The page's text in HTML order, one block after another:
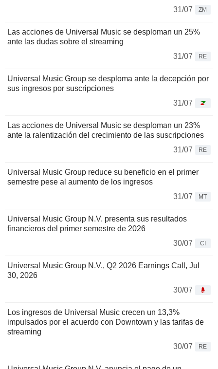
31/07
ZM
Las acciones de Universal Music se desploman un 25%
ante las dudas sobre el streaming
31/07
RE
Universal Music Group se desploma ante la decepción por
sus ingresos por suscripciones
31/07
Las acciones de Universal Music se desploman un 23%
ante la ralentización del crecimiento de las suscripciones
31/07
RE
Universal Music Group reduce su beneficio en el primer
semestre pese al aumento de los ingresos
31/07
MT
Universal Music Group N.V. presenta sus resultados
financieros del primer semestre de 2026
30/07
CI
Universal Music Group N.V., Q2 2026 Earnings Call, Jul
30, 2026
30/07
Los ingresos de Universal Music crecen un 13,3%
impulsados por el acuerdo con Downtown y las tarifas de
streaming
30/07
RE